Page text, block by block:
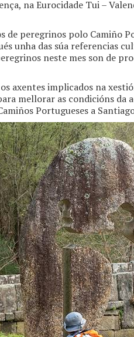
na Eurocidade Tui –
peregrinos polo Camiño
unha das súa referencias
neste mes son de
axentes implicados na
mellorar as condicións da
Portugueses a